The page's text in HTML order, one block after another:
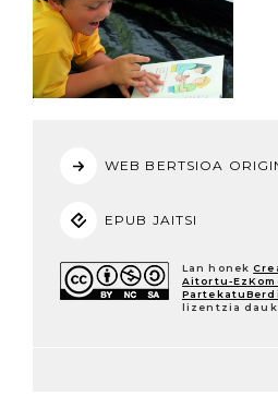
WEB BERTSIOA
EPUB JAITSI
Lan honek
Aitortu-
lizentzia